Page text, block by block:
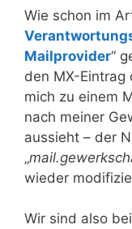
Wie schon im
Mailprovider“
den MX-Eintrag
mich zu einem
nach meiner
aussieht – der
„
wieder
Wir sind also